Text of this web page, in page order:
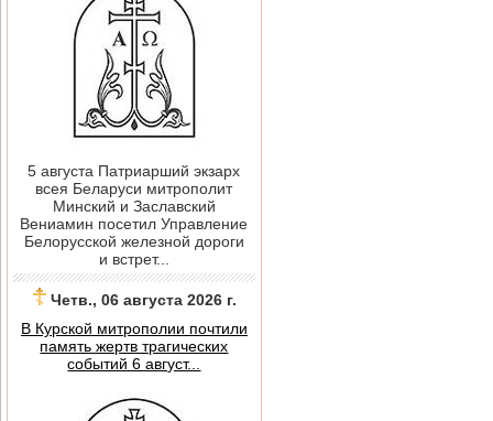
5 августа Патриарший экзарх
всея Беларуси митрополит
Минский и Заславский
Вениамин посетил Управление
Белорусской железной дороги
и встрет...
Четв., 06 августа 2026 г.
В Курской митрополии почтили
память жертв трагических
событий 6 август...